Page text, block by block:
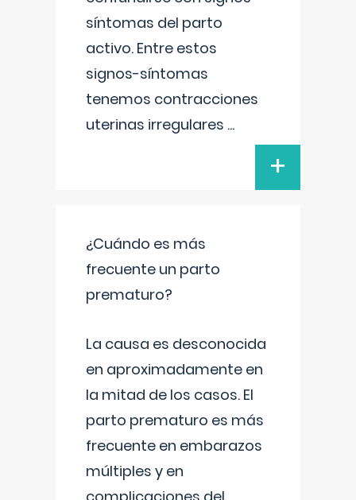
síntomas del parto
activo. Entre estos
signos-síntomas
tenemos contracciones
uterinas irregulares ...
+
¿Cuándo es más
frecuente un parto
prematuro?
La causa es desconocida
en aproximadamente en
la mitad de los casos. El
parto prematuro es más
frecuente en embarazos
múltiples y en